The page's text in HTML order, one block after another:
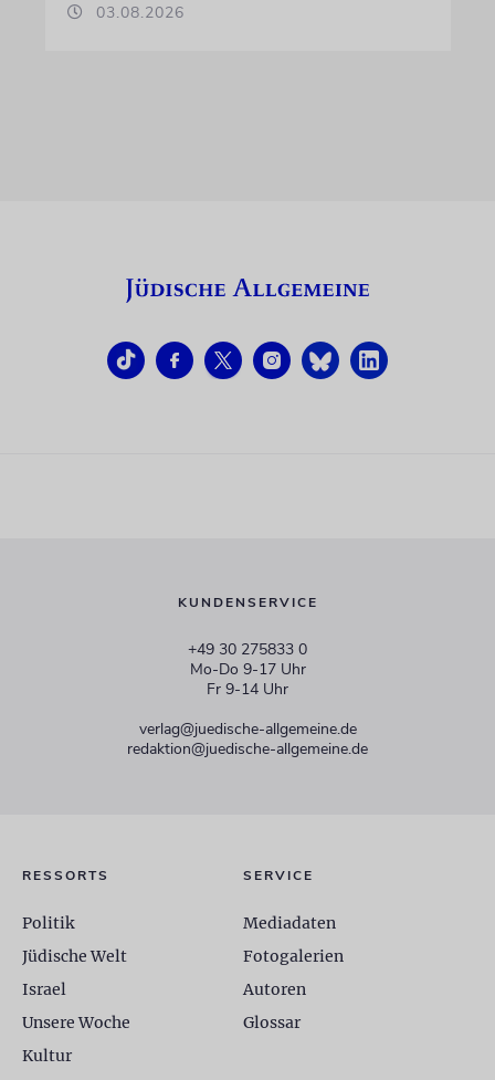
03.08.2026
KUNDENSERVICE
+49 30 275833 0
Mo-Do 9-17 Uhr
Fr 9-14 Uhr
verlag@juedische-allgemeine.de
redaktion@juedische-allgemeine.de
RESSORTS
Politik
Jüdische Welt
Israel
Unsere Woche
Kultur
SERVICE
Mediadaten
Fotogalerien
Autoren
Glossar